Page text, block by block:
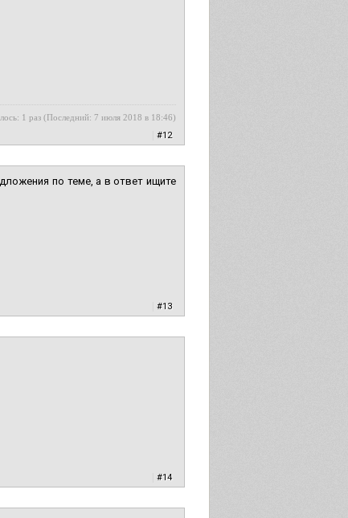
1 раз (Последний: 7 июля 2018 в 18:46)
#12
по теме, а в ответ ищите
#13
#14